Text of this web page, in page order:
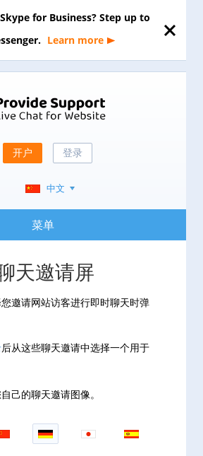
for Business? Step up to
Learn more
开户 登录
中文
菜单
天邀请屏
邀请网站访客进行即时聊天时弹
后从这些聊天邀请中选择一个用于
己的聊天邀请图像。